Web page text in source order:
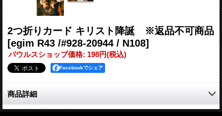
2つ折りカード キリスト降誕 ※返品不可商品
[egim R43 /#928-20944 / N108]
パウルスショップ価格: 198円(税込)
Facebookでシェア
商品詳細
イタリア製の聖画2つ折りカード「キリスト降誕（NATIVITA)」。